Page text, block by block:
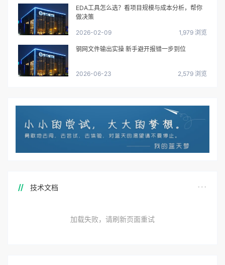
EDA工具怎么选？看项目规模与成本分析，帮你
做决策
2026-02-09 1,979 浏览
钢网文件输出实操 新手避开报错一步到位
2026-06-23 2,579 浏览
技术文档
加载失败，请刷新页面重试